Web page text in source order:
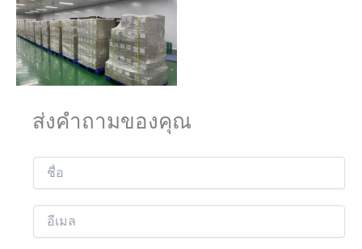
ส่งคำถามของคุณ
อ
เ